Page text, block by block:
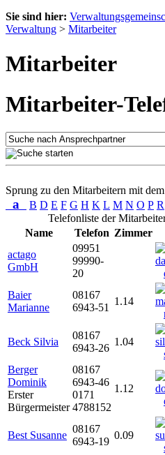
Sie sind hier:
Verwaltung > Mitarbeiter
Mitarbeiter
Mitarbeiter-
Sprung zu den Mitarbeitern mit
a B D E F G H K L M N O P R
Telefonliste der
Name
Telefon Zimmer
actago
GmbH
09951
99990-
20
Baier
Marianne
08167
6943-51
1.14
Beck Silvia
08167
6943-26
1.04
Berger
Dominik
Erster
Bürgermeister
08167
6943-46
0171
4788152
1.12
Best Susanne
08167
6943-19
0.09